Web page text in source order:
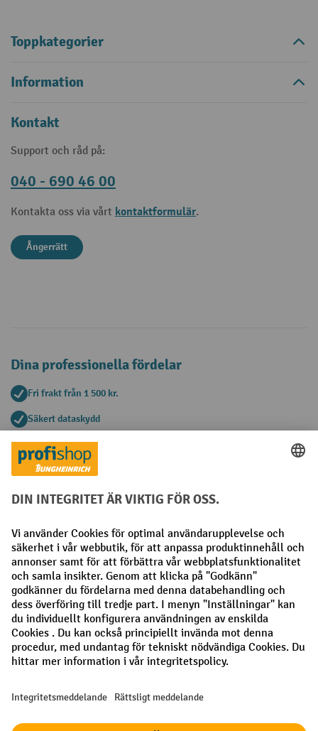
Toppkategorier
Information
Kontakt
Support och råd på:
040 - 690 46 00
Kontakta oss via vårt kontaktformulär.
Ångerrätt
Dina professionella fördelar
Fri frakt från 1 500 kr.
Säkert dataskydd
Personlig köprådgivning
Betalningsmetoder
Faktura Förskottsbetalning
Sociala nätverk
Facebook
LinkedIn
Instagram
Sekretessinställningar